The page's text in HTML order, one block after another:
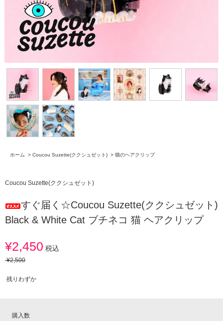
ホーム > Coucou Suzette(ククシュゼット) > 猫のヘアクリップ
Coucou Suzette(ククシュゼット)
すぐ届く☆Coucou Suzette(ククシュゼット)
Black & White Cat ブチネコ 猫 ヘアクリップ
¥2,450 税込
¥2,500
残りわずか
購入数